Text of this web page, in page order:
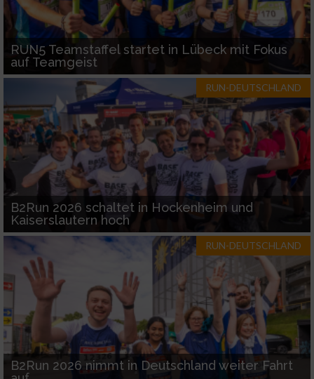
RUN5 Teamstaffel startet in Lübeck mit Fokus
auf Teamgeist
RUN-DEUTSCHLAND
B2Run 2026 schaltet in Hockenheim und
Kaiserslautern hoch
RUN-DEUTSCHLAND
B2Run 2026 nimmt in Deutschland weiter Fahrt